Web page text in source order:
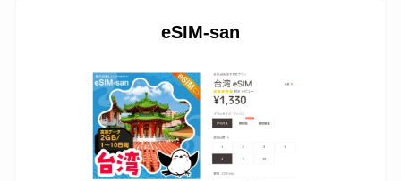
eSIM-san